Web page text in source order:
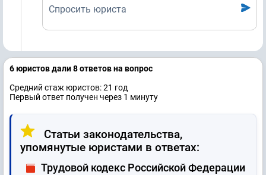
Спросить юриста
6 юристов дали 8 ответов на вопрос
Средний стаж юристов: 21 год
Первый ответ получен через 1 минуту
Статьи законодательства,
упомянутые юристами в ответах:
Трудовой кодекс Российской Федерации